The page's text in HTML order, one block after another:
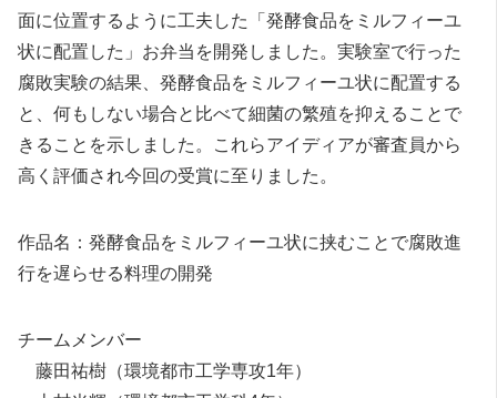
面に位置するように工夫した「発酵食品をミルフィーユ
状に配置した」お弁当を開発しました。実験室で行った
腐敗実験の結果、発酵食品をミルフィーユ状に配置する
と、何もしない場合と比べて細菌の繁殖を抑えることで
きることを示しました。これらアイディアが審査員から
高く評価され今回の受賞に至りました。
作品名：発酵食品をミルフィーユ状に挟むことで腐敗進
行を遅らせる料理の開発
チームメンバー
藤田祐樹（環境都市工学専攻1年）